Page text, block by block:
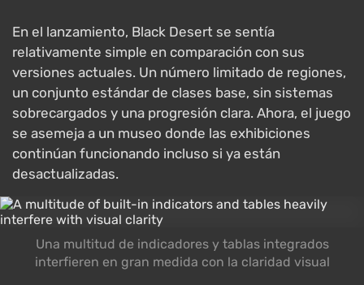
En el lanzamiento, Black Desert se sentía
relativamente simple en comparación con sus
versiones actuales. Un número limitado de regiones,
un conjunto estándar de clases base, sin sistemas
sobrecargados y una progresión clara. Ahora, el juego
se asemeja a un museo donde las exhibiciones
continúan funcionando incluso si ya están
desactualizadas.
Una multitud de indicadores y tablas integrados
interfieren en gran medida con la claridad visual